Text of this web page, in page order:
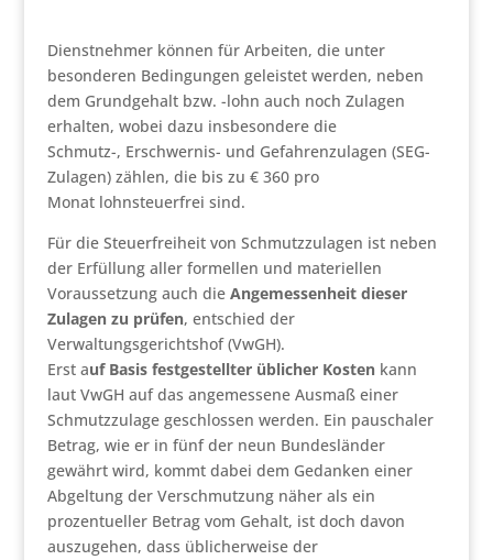
Dienstnehmer können für Arbeiten, die unter
besonderen Bedingungen geleistet werden, neben
dem Grundgehalt bzw. -lohn auch noch Zulagen
erhalten, wobei dazu insbesondere die
Schmutz-, Erschwernis- und Gefahrenzulagen (SEG-
Zulagen) zählen, die bis zu € 360 pro
Monat lohnsteuerfrei sind.
Für die Steuerfreiheit von Schmutzzulagen ist neben
der Erfüllung aller formellen und materiellen
Voraussetzung auch die Angemessenheit dieser
Zulagen zu prüfen, entschied der
Verwaltungsgerichtshof (VwGH).
Erst auf Basis festgestellter üblicher Kostenkann
laut VwGH auf das angemessene Ausmaß einer
Schmutzzulage geschlossen werden. Ein pauschaler
Betrag, wie er in fünf der neun Bundesländer
gewährt wird, kommt dabei dem Gedanken einer
Abgeltung der Verschmutzung näher als ein
prozentueller Betrag vom Gehalt, ist doch davon
auszugehen, dass üblicherweise der